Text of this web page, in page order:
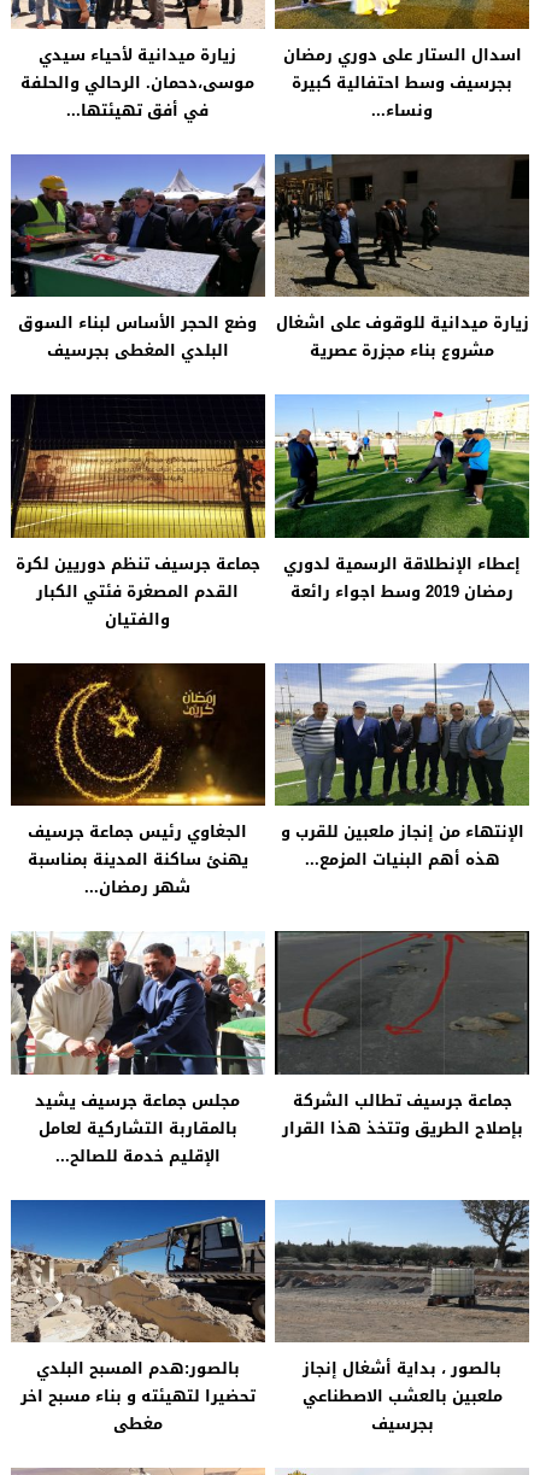
اسدال الستار على دوري رمضان
بجرسيف وسط احتفالية كبيرة
ونساء...
زيارة ميدانية لأحياء سيدي
موسى،دحمان. الرحالي والحلفة
في أفق تهيئتها...
زيارة ميدانية للوقوف على اشغال
مشروع بناء مجزرة عصرية
وضع الحجر الأساس لبناء السوق
البلدي المغطى بجرسيف
إعطاء الإنطلاقة الرسمية لدوري
رمضان 2019 وسط اجواء رائعة
جماعة جرسيف تنظم دوريين لكرة
القدم المصغرة فئتي الكبار
والفتيان
الإنتهاء من إنجاز ملعبين للقرب و
هذه أهم البنيات المزمع...
الجغاوي رئيس جماعة جرسيف
يهنئ ساكنة المدينة بمناسبة
شهر رمضان...
جماعة جرسيف تطالب الشركة
بإصلاح الطريق وتتخذ هذا القرار
مجلس جماعة جرسيف يشيد
بالمقاربة التشاركية لعامل
الإقليم خدمة للصالح...
بالصور ، بداية أشغال إنجاز
ملعبين بالعشب الاصطناعي
بجرسيف
بالصور:هدم المسبح البلدي
تحضيرا لتهيئته و بناء مسبح اخر
مغطى